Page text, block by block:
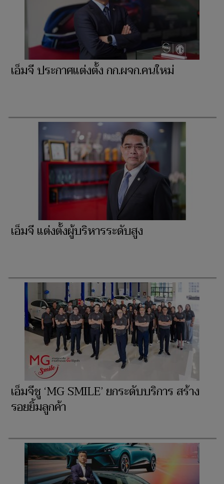
เอ็มจี ประกาศแต่งตั้ง กก.ผจก.คนใหม่
เอ็มจี แต่งตั้งผู้บริหารระดับสูง
เอ็มจีชู ‘MG SMILE’ ยกระดับบริการ สร้าง
รอยยิ้มลูกค้า